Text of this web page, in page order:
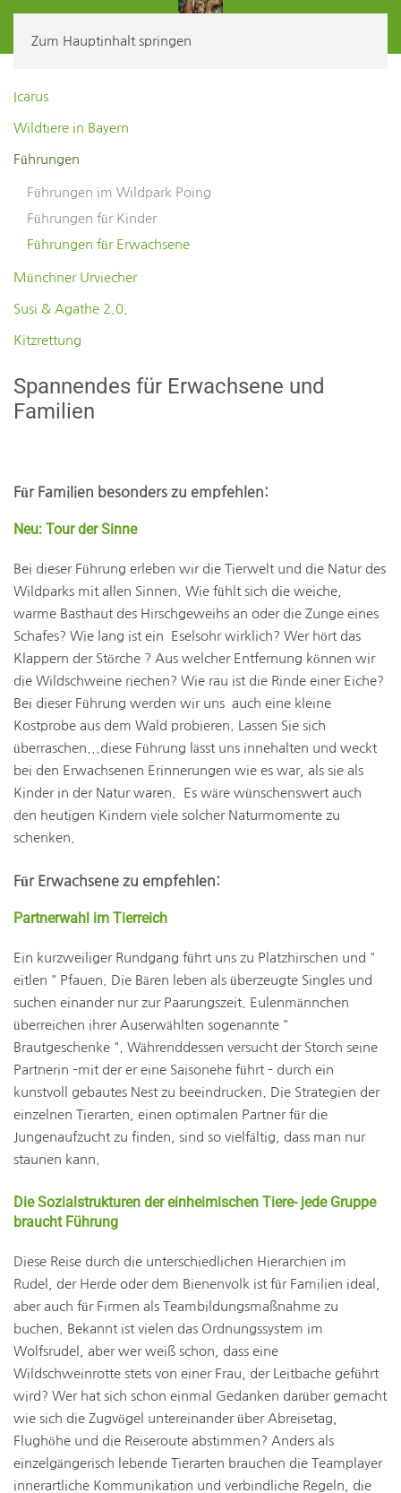
Zum Hauptinhalt springen
Icarus
Wildtiere in Bayern
Führungen
Führungen im Wildpark Poing
Führungen für Kinder
Führungen für Erwachsene
Münchner Urviecher
Susi & Agathe 2.0.
Kitzrettung
Spannendes für Erwachsene und
Familien
Für Familien besonders zu empfehlen:
Neu: Tour der Sinne
Bei dieser Führung erleben wir die Tierwelt und die Natur des
Wildparks mit allen Sinnen. Wie fühlt sich die weiche,
warme Basthaut des Hirschgeweihs an oder die Zunge eines
Schafes? Wie lang ist ein Eselsohr wirklich? Wer hört das
Klappern der Störche ? Aus welcher Entfernung können wir
die Wildschweine riechen? Wie rau ist die Rinde einer Eiche?
Bei dieser Führung werden wir uns auch eine kleine
Kostprobe aus dem Wald probieren. Lassen Sie sich
überraschen...diese Führung lässt uns innehalten und weckt
bei den Erwachsenen Erinnerungen wie es war, als sie als
Kinder in der Natur waren. Es wäre wünschenswert auch
den heutigen Kindern viele solcher Naturmomente zu
schenken.
Für Erwachsene zu empfehlen:
Partnerwahl im Tierreich
Ein kurzweiliger Rundgang führt uns zu Platzhirschen und "
eitlen " Pfauen. Die Bären leben als überzeugte Singles und
suchen einander nur zur Paarungszeit. Eulenmännchen
überreichen ihrer Auserwählten sogenannte "
Brautgeschenke ". Währenddessen versucht der Storch seine
Partnerin –mit der er eine Saisonehe führt – durch ein
kunstvoll gebautes Nest zu beeindrucken. Die Strategien der
einzelnen Tierarten, einen optimalen Partner für die
Jungenaufzucht zu finden, sind so vielfältig, dass man nur
staunen kann.
Die Sozialstrukturen der einheimischen Tiere- jede Gruppe
braucht Führung
Diese Reise durch die unterschiedlichen Hierarchien im
Rudel, der Herde oder dem Bienenvolk ist für Familien ideal,
aber auch für Firmen als Teambildungsmaßnahme zu
buchen. Bekannt ist vielen das Ordnungssystem im
Wolfsrudel, aber wer weiß schon, dass eine
Wildschweinrotte stets von einer Frau, der Leitbache geführt
wird? Wer hat sich schon einmal Gedanken darüber gemacht
wie sich die Zugvögel untereinander über Abreisetag,
Flughöhe und die Reiseroute abstimmen? Anders als
einzelgängerisch lebende Tierarten brauchen die Teamplayer
innerartliche Kommunikation und verbindliche Regeln, die